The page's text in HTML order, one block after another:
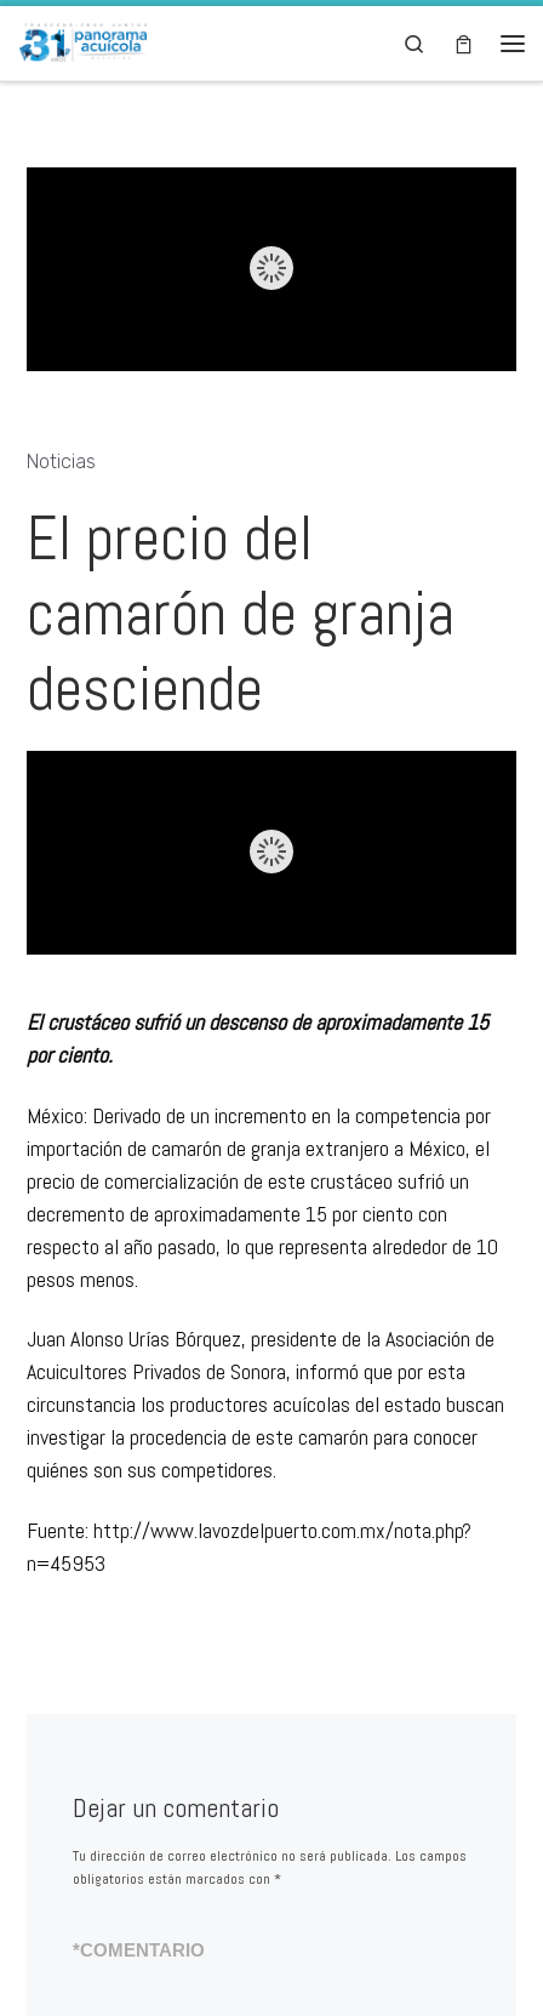
Skip to content Search
Noticias
El precio del
camarón de granja
desciende
El crustáceo sufrió un descenso de aproximadamente 15
por ciento.
México: Derivado de un incremento en la competencia por
importación de camarón de granja extranjero a México, el
precio de comercialización de este crustáceo sufrió un
decremento de aproximadamente 15 por ciento con
respecto al año pasado, lo que representa alrededor de 10
pesos menos.
Juan Alonso Urías Bórquez, presidente de la Asociación de
Acuicultores Privados de Sonora, informó que por esta
circunstancia los productores acuícolas del estado buscan
investigar la procedencia de este camarón para conocer
quiénes son sus competidores.
Fuente: http://www.lavozdelpuerto.com.mx/nota.php?
n=45953
Dejar un comentario
Tu dirección de correo electrónico no será publicada. Los campos
obligatorios están marcados con *
COMENTARIO
*